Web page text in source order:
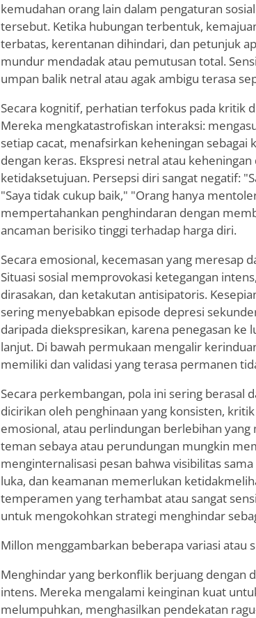
kemudahan orang lain dalam pengaturan
tersebut. Ketika hubungan terbentuk,
terbatas, kerentanan dihindari, dan petunjuk
mundur mendadak atau pemutusan total.
umpan balik netral atau agak ambigu terasa
Secara kognitif, perhatian terfokus pada kritik
Mereka mengkatastrofiskan interaksi:
setiap cacat, menafsirkan keheningan
dengan keras. Ekspresi netral atau
ketidaksetujuan. Persepsi diri sangat negatif:
"Saya tidak cukup baik," "Orang hanya
mempertahankan penghindaran dengan
ancaman berisiko tinggi terhadap harga diri.
Secara emosional, kecemasan yang meresap
Situasi sosial memprovokasi ketegangan
dirasakan, dan ketakutan antisipatoris.
sering menyebabkan episode depresi
daripada diekspresikan, karena penegasan
lanjut. Di bawah permukaan mengalir
memiliki dan validasi yang terasa permanen
Secara perkembangan, pola ini sering berasal
dicirikan oleh penghinaan yang konsisten,
emosional, atau perlindungan berlebihan
teman sebaya atau perundungan mungkin
menginternalisasi pesan bahwa visibilitas
luka, dan keamanan memerlukan
temperamen yang terhambat atau sangat
untuk mengokohkan strategi menghindar
Millon menggambarkan beberapa variasi atau
Menghindar yang berkonflik berjuang dengan
intens. Mereka mengalami keinginan kuat
melumpuhkan, menghasilkan pendekatan